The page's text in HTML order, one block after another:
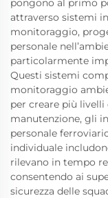
pongono al primo
attraverso sistemi
monitoraggio,
personale
particolarmente
Questi sistemi
monitoraggio
per creare più
manutenzione, gli
personale
individuale
rilevano in tempo
consentendo ai
sicurezza delle